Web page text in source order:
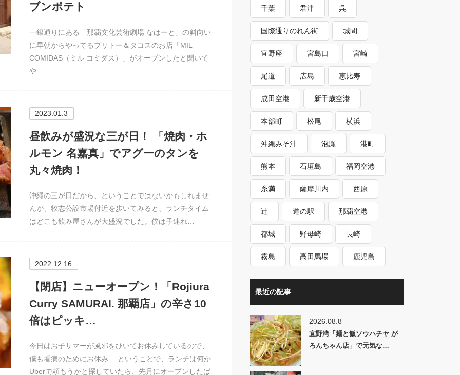
ブンポテト
一銀通りにある「那覇文化芸術劇場 なはーと」の斜向い
に早朝からやってるブリトー＆タコスのお店「MIL
COMIDAS（ミル コミダス）」がオープンしたと聞いて
や…
2023.01.3
昼飲みが盛況な三が日！ 「焼肉・ホ
ルモン 名嘉真」でアグーのタンを
丸々焼肉！
沖縄の三が日だから、ということではないかもしれませ
んが、牧志公設市場付近を歩いてみると、ランチタイム
はどこも飲み屋さんが大盛況でした。僕は子連れ…
2022.12.16
【閉店】ニューオープン！「Rojiura
Curry SAMURAI. 那覇店」の辛さ10
倍はピッキ…
今日はお子サマーが風邪をひいてお休みしているので、
僕も看病のためにお休み… ということで、ランチは何か
Uberで頼もうかと探していたら、先月にオープンしたば
千葉 君津 呉
国際通りのれん街 城間
宜野座 宮島口 宮崎
尾道 広島 恵比寿
成田空港 新千歳空港
本部町 松尾 横浜
沖縄みそ汁 泡瀬 港町
熊本 石垣島 福岡空港
糸満 薩摩川内 西原
辻 道の駅 那覇空港
都城 野母崎 長崎
霧島 高田馬場 鹿児島
最近の記事
2026.08.8
宜野湾「麺と飯ソウハチヤ が
ろんちゃん店」で元気な…